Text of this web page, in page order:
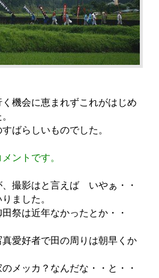
機会に恵まれずこれがはじめ
ばらしいものでした。
ントです。
撮影はと言えば いやぁ・・
ました。
祭は近年なかったとか・・
愛好者で田の周りは朝早くか
メッカ？なんだな・・と・・